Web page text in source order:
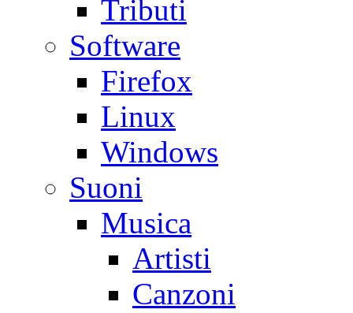
Tributi
Software
Firefox
Linux
Windows
Suoni
Musica
Artisti
Canzoni